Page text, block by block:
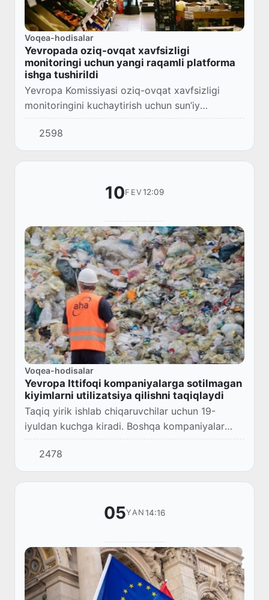
Voqea-hodisalar
Yevropada oziq-ovqat xavfsizligi
monitoringi uchun yangi raqamli platforma
ishga tushirildi
Yevropa Komissiyasi oziq-ovqat xavfsizligi
monitoringini kuchaytirish uchun sun’iy
intellektga asoslangan yangi vositani ishga
tushirdi, deb xabar beradi Euronews.
2598
10FEV 12:09
Voqea-hodisalar
Yevropa Ittifoqi kompaniyalarga sotilmagan
kiyimlarni utilizatsiya qilishni taqiqlaydi
Taqiq yirik ishlab chiqaruvchilar uchun 19-
iyuldan kuchga kiradi. Boshqa kompaniyalar
2030-yilga kelib sotilmagan kiyimlarni
utilizatsiya qilishni to'xtatishlari shart bo'ladi.
2478
05YAN 14:16